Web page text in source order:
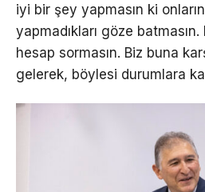
iyi bir şey yapmasın ki
yapmadıkları göze
hesap sormasın. Biz buna
gelerek, böylesi durumlara